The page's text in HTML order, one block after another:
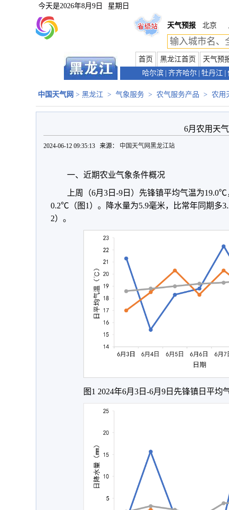
今天是2026年8月9日 星期日
天气预报 北京
首页 黑龙江首页
天气预
哈尔滨 齐齐哈尔 牡丹江
中国天气网 > 黑龙江 > 气象服务 > 农气服务产品 > 农用
6月农用天
2024-06-12 09:35:13 来源： 中国天气网黑龙江站
一、近期农业气象条件概况
上周（6月3日-9日）先锋镇平均气温为
0.2℃（图1）。降水量为5.9毫米，比常年同期多
2）。
图1 2024年6月3日-6月9日先锋镇日平均